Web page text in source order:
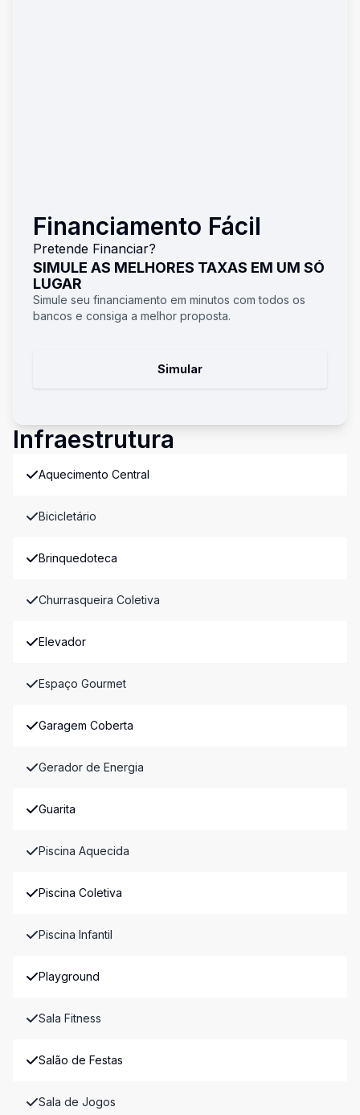
Financiamento Fácil
Pretende Financiar?
SIMULE AS MELHORES TAXAS EM UM SÓ
LUGAR
Simule seu financiamento em minutos com todos os
bancos e consiga a melhor proposta.
Simular
Infraestrutura
Aquecimento Central
Bicicletário
Brinquedoteca
Churrasqueira Coletiva
Elevador
Espaço Gourmet
Garagem Coberta
Gerador de Energia
Guarita
Piscina Aquecida
Piscina Coletiva
Piscina Infantil
Playground
Sala Fitness
Salão de Festas
Sala de Jogos